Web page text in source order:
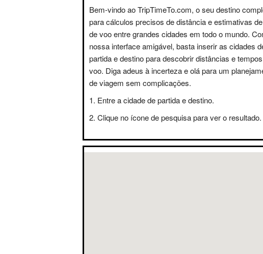
Bem-vindo ao TripTimeTo.com, o seu destino
para cálculos precisos de distância e estimativas
de voo entre grandes cidades em todo o mundo.
nossa interface amigável, basta inserir as cidades
partida e destino para descobrir distâncias e
voo. Diga adeus à incerteza e olá para um
de viagem sem complicações.
Entre a cidade de partida e destino.
Clique no ícone de pesquisa para ver o resultado.